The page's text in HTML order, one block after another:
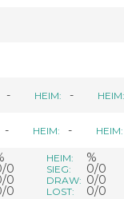
- HEIM: - HEIM:
- HEIM: - HEIM:
0
0
0
HEIM: %
SIEG: 0/0
DRAW: 0/0
LOST: 0/0